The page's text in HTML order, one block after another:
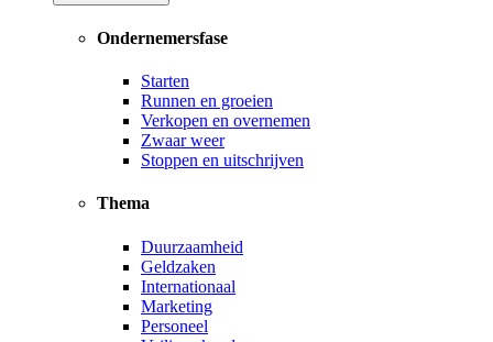
Ondernemersfase
Starten
Runnen en groeien
Verkopen en overnemen
Zwaar weer
Stoppen en uitschrijven
Thema
Duurzaamheid
Geldzaken
Internationaal
Marketing
Personeel